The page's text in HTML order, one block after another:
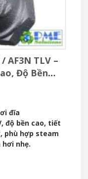
AF3N TLV –
Độ Bền
đĩa
độ bền cao, tiết
phù hợp steam
nhẹ.